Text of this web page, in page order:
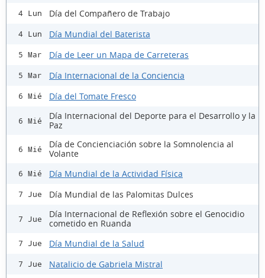
4 Lun Día del Compañero de Trabajo
4 Lun Día Mundial del Baterista
5 Mar Día de Leer un Mapa de Carreteras
5 Mar Día Internacional de la Conciencia
6 Mié Día del Tomate Fresco
6 Mié
Día Internacional del Deporte para el Desarrollo y la
Paz
6 Mié
Día de Concienciación sobre la Somnolencia al
Volante
6 Mié Día Mundial de la Actividad Física
7 Jue Día Mundial de las Palomitas Dulces
7 Jue
Día Internacional de Reflexión sobre el Genocidio
cometido en Ruanda
7 Jue Día Mundial de la Salud
7 Jue Natalicio de Gabriela Mistral